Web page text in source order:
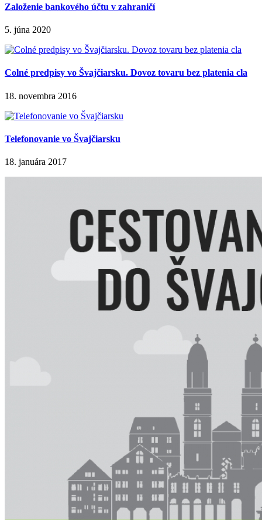
Založenie bankového účtu v zahraničí
5. júna 2020
Colné predpisy vo Švajčiarsku. Dovoz tovaru bez platenia cla
18. novembra 2016
Telefonovanie vo Švajčiarsku
18. januára 2017